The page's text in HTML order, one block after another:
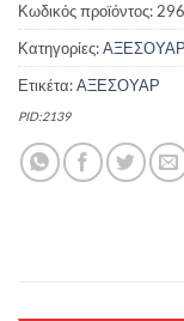
Κωδικός προϊόντος:
Κατηγορίες:ΑΞΕΣΟΥΑΡ
Ετικέτα:ΑΞΕΣΟΥΑΡ
PID:2139